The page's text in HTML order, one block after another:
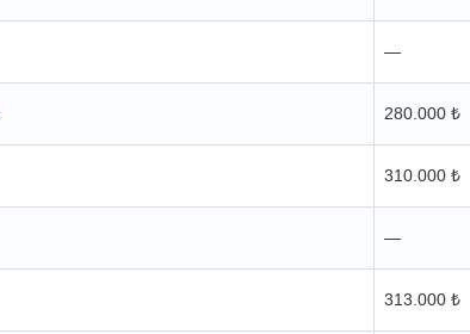
—
280.000 ₺
310.000 ₺
—
313.000 ₺